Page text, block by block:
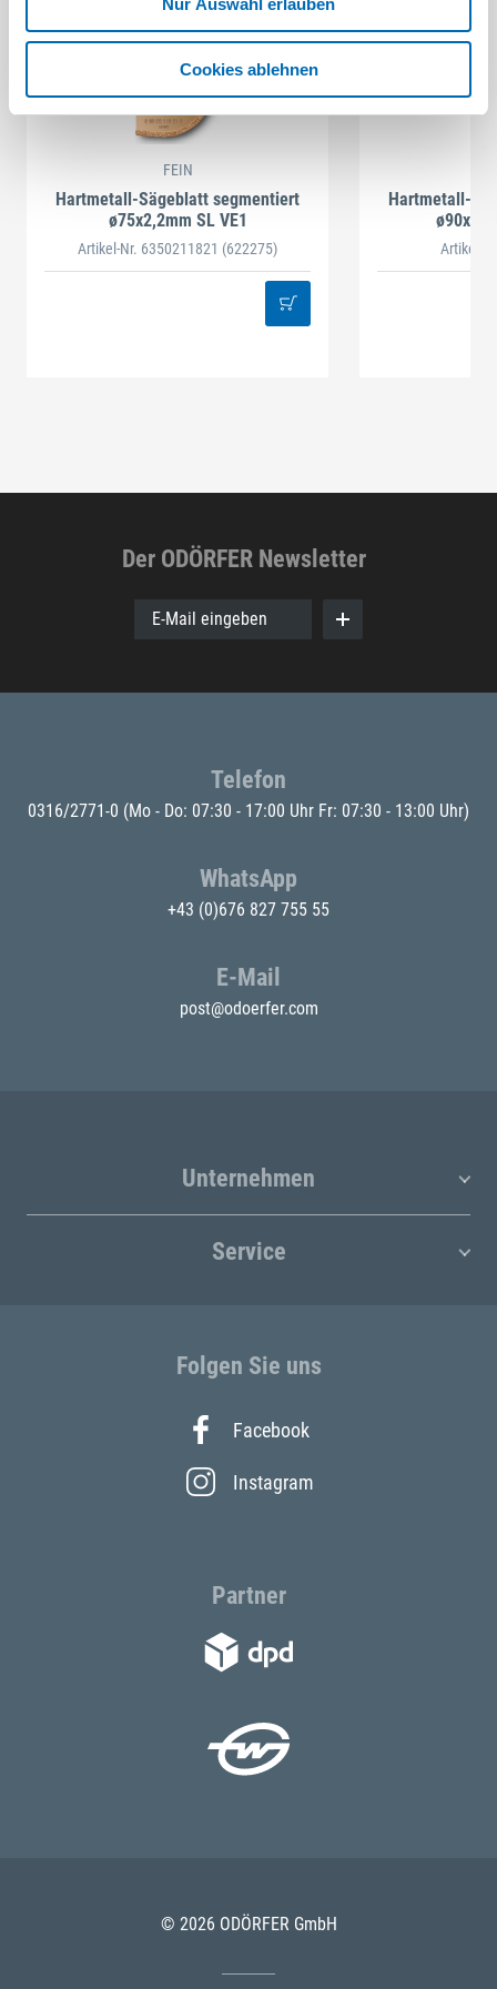
Nur Auswahl erlauben
Cookies ablehnen
FEIN
Hartmetall-Sägeblatt segmentiert
ø75x2,2mm SL VE1
Artikel-Nr. 6350211821 (622275)
Hartmetall-
Artikel-
Der ODÖRFER Newsletter
E-Mail eingeben
Telefon
0316/2771-0 (Mo - Do: 07:30 - 17:00 Uhr Fr: 07:30 - 13:00 Uhr)
WhatsApp
+43 (0)676 827 755 55
E-Mail
post@odoerfer.com
Unternehmen
Service
Folgen Sie uns
Facebook
Instagram
Partner
© 2026 ODÖRFER GmbH